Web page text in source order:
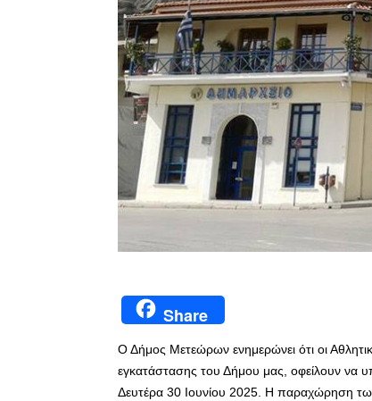
Share
Ο Δήμος Μετεώρων ενημερώνει ότι οι
εγκατάστασης του Δήμου μας, οφείλουν να
Δευτέρα 30 Ιουνίου 2025. Η παραχώρηση